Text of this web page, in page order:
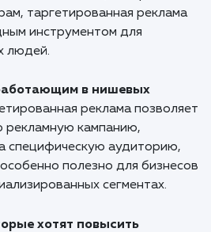
наиболее
нам сегодня,
команда
рекламе в Евпатории
вырасти и